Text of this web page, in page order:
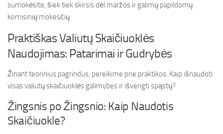
sumokėsite, šiek tiek skirsis dėl maržos ir galimų papildomų
komisinių mokesčių.
Praktiškas Valiutų Skaičiuoklės
Naudojimas: Patarimai ir Gudrybės
Žinant teorinius pagrindus, pereikime prie praktikos. Kaip išnaudoti
visas valiutų skaičiuoklės galimybes ir išvengti spąstų?
Žingsnis po Žingsnio: Kaip Naudotis
Skaičiuokle?